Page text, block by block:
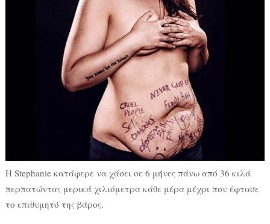
Η Stephanie κατάφερε να χάσει σε 6 μήνες πάνω από 36 κιλά
περπατώντας μερικά χιλιόμετρα κάθε μέρα μέχρι που έφτασε
το επιθυμητό της βάρος.